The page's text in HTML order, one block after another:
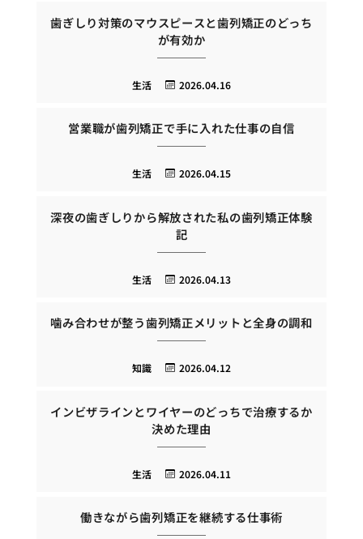
歯ぎしり対策のマウスピースと歯列矯正のどっち
が有効か
2026.04.16
生活
営業職が歯列矯正で手に入れた仕事の自信
2026.04.15
生活
深夜の歯ぎしりから解放された私の歯列矯正体験
記
2026.04.13
生活
噛み合わせが整う歯列矯正メリットと全身の調和
2026.04.12
知識
インビザラインとワイヤーのどっちで治療するか
決めた理由
2026.04.11
生活
働きながら歯列矯正を継続する仕事術